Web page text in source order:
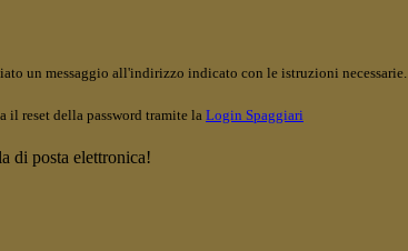
un messaggio all'indirizzo indicato con le istruzioni necessarie.
il reset della password tramite la Login Spaggiari
di posta elettronica!